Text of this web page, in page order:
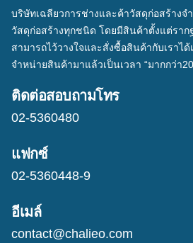
บริษัทเฉลียวการช่างและค้าวัสดุก่อสร้างจ
วัสดุก่อสร้างทุกชนิด โดยมีสินค้าตั้งแต่ราก
สามารถไว้วางใจและสั่งซื้อสินค้ากับเราได้
จำหน่ายสินค้ามาแล้วเป็นเวลา “มากกว่า
ติดต่อสอบถามโทร
02-5360480
แฟกซ์
02-5360448-9
อีเมล์
contact@chalieo.com